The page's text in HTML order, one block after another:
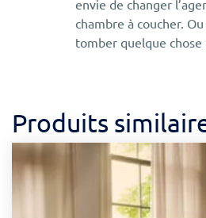
envie de changer
chambre à coucher.
tomber quelque
Produits